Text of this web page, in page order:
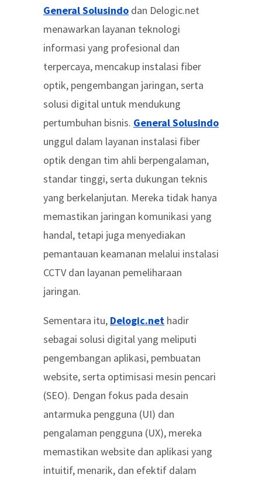
General Solusindo dan Delogic.net
menawarkan layanan teknologi
informasi yang profesional dan
terpercaya, mencakup instalasi fiber
optik, pengembangan jaringan, serta
solusi digital untuk mendukung
pertumbuhan bisnis. General Solusindo
unggul dalam layanan instalasi fiber
optik dengan tim ahli berpengalaman,
standar tinggi, serta dukungan teknis
yang berkelanjutan. Mereka tidak hanya
memastikan jaringan komunikasi yang
handal, tetapi juga menyediakan
pemantauan keamanan melalui instalasi
CCTV dan layanan pemeliharaan
jaringan.
Sementara itu, Delogic.net hadir
sebagai solusi digital yang meliputi
pengembangan aplikasi, pembuatan
website, serta optimisasi mesin pencari
(SEO). Dengan fokus pada desain
antarmuka pengguna (UI) dan
pengalaman pengguna (UX), mereka
memastikan website dan aplikasi yang
intuitif, menarik, dan efektif dalam